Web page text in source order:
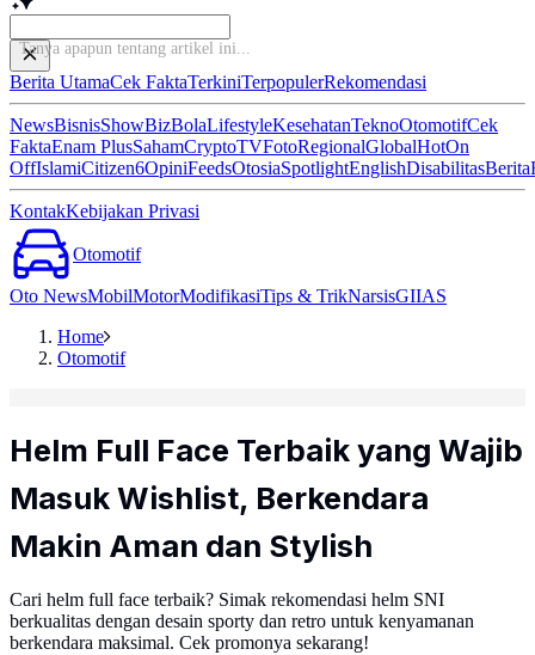
Berita UtamaCek FaktaTerkiniTerpopulerRekomendasi
NewsBisnisShowBizBolaLifestyleKesehatanTeknoOtomotifCek
FaktaEnam PlusSahamCryptoTVFotoRegionalGlobalHotOn
OffIslamiCitizen6OpiniFeedsOtosiaSpotlightEnglishDisabilitasBerita
KontakKebijakan Privasi
Otomotif
Oto NewsMobilMotorModifikasiTips & TrikNarsisGIIAS
Home
Otomotif
Helm Full Face Terbaik yang Wajib
Masuk Wishlist, Berkendara
Makin Aman dan Stylish
Cari helm full face terbaik? Simak rekomendasi helm SNI
berkualitas dengan desain sporty dan retro untuk kenyamanan
berkendara maksimal. Cek promonya sekarang!